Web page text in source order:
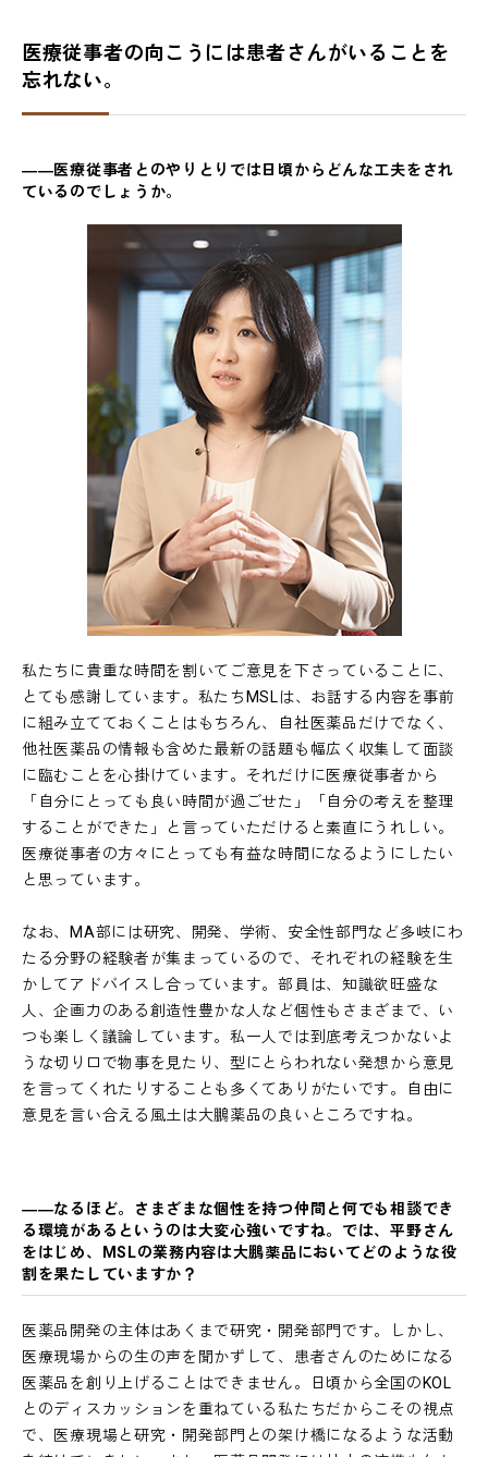
医療従事者の向こうには患者さんがいることを
忘れない。
――医療従事者とのやりとりでは日頃からどんな工夫をされ
ているのでしょうか。
私たちに貴重な時間を割いてご意見を下さっていることに、
とても感謝しています。私たちMSLは、お話する内容を事前
に組み立てておくことはもちろん、自社医薬品だけでなく、
他社医薬品の情報も含めた最新の話題も幅広く収集して面談
に臨むことを心掛けています。それだけに医療従事者から
「自分にとっても良い時間が過ごせた」「自分の考えを整理
することができた」と言っていただけると素直にうれしい。
医療従事者の方々にとっても有益な時間になるようにしたい
と思っています。
なお、MA部には研究、開発、学術、安全性部門など多岐にわ
たる分野の経験者が集まっているので、それぞれの経験を生
かしてアドバイスし合っています。部員は、知識欲旺盛な
人、企画力のある創造性豊かな人など個性もさまざまで、い
つも楽しく議論しています。私一人では到底考えつかないよ
うな切り口で物事を見たり、型にとらわれない発想から意見
を言ってくれたりすることも多くてありがたいです。自由に
意見を言い合える風土は大鵬薬品の良いところですね。
――なるほど。さまざまな個性を持つ仲間と何でも相談でき
る環境があるというのは大変心強いですね。では、平野さん
をはじめ、MSLの業務内容は大鵬薬品においてどのような役
割を果たしていますか？
医薬品開発の主体はあくまで研究・開発部門です。しかし、
医療現場からの生の声を聞かずして、患者さんのためになる
医薬品を創り上げることはできません。日頃から全国のKOL
とのディスカッションを重ねている私たちだからこその視点
で、医療現場と研究・開発部門との架け橋になるような活動